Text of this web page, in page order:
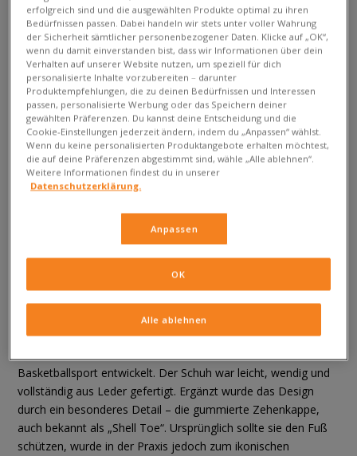
Fashionwelt. Kurz gesagt: Sie inspirieren.
Diese Sneaker nicht zu mögen, ist wirklich schwer. Sie sind
bequem, langlebig und ihr ikonisches Design zieht alle Blicke
auf sich. Und genau deshalb sagen wir: Du wirst die adidas
Superstar lieben – weil sie einfach zu jedem deiner Looks
passen.
Der Anfang einer Legende
Basketballsport entwickelt. Der Schuh war leicht, wendig und
vollständig aus Leder gefertigt. Ergänzt wurde das Design
durch ein besonderes Detail – die gummierte Zehenkappe,
auch bekannt als „Shell Toe“. Ursprünglich sollte sie den Fuß
schützen, wurde in der Praxis jedoch zum ikonischen
erfolgreich sind und die ausgewählten Produkte optimal zu ihren
Bedürfnissen passen. Dabei handeln wir stets unter voller Wahrung
der Sicherheit sämtlicher personenbezogener Daten. Klicke auf „OK“,
wenn du damit einverstanden bist, dass wir Informationen über dein
Verhalten auf unserer Website nutzen, um speziell für dich
personalisierte Inhalte vorzubereiten – darunter
Produktempfehlungen, die zu deinen Bedürfnissen und Interessen
passen, personalisierte Werbung oder das Speichern deiner
gewählten Präferenzen. Du kannst deine Entscheidung und die
Cookie-Einstellungen jederzeit ändern, indem du „Anpassen“ wählst.
Wenn du keine personalisierten Produktangebote erhalten möchtest,
die auf deine Präferenzen abgestimmt sind, wähle „Alle ablehnen“.
Weitere Informationen findest du in unserer
Datenschutzerklärung.
Anpassen
Alle ablehnen
OK